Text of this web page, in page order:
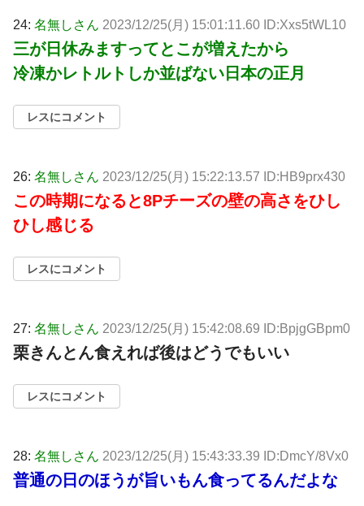
24: 名無しさん 2023/12/25(月) 15:01:11.60 ID:Xxs5tWL10
三が日休みますってとこが増えたから
冷凍かレトルトしか並ばない日本の正月
レスにコメント
26: 名無しさん 2023/12/25(月) 15:22:13.57 ID:HB9prx430
この時期になると8Pチーズの壁の高さをひし
ひし感じる
レスにコメント
27: 名無しさん 2023/12/25(月) 15:42:08.69 ID:BpjgGBpm0
栗きんとん食えれば後はどうでもいい
レスにコメント
28: 名無しさん 2023/12/25(月) 15:43:33.39 ID:DmcY/8Vx0
普通の日のほうが旨いもん食ってるんだよな